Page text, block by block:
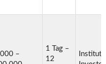
–
1 Tag –
12